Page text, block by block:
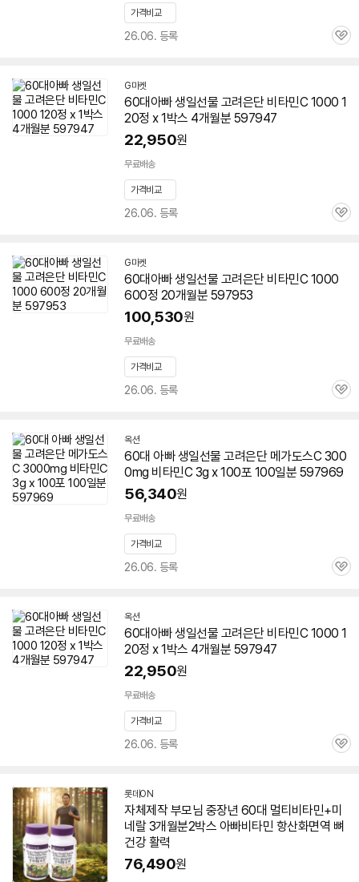
가격비교
26.06. 등록
관
G마켓
60대아빠생일선물 고려은단 비타민C 1000 1
20정 x 1박스 4개월분 597947
22,950원
무료배송
가격비교
26.06. 등록
관
G마켓
60대아빠생일선물 고려은단 비타민C 1000
600정 20개월분 597953
100,530원
무료배송
가격비교
26.06. 등록
관
옥션
60대 아빠생일선물 고려은단 메가도스C 300
0mg 비타민C 3g x 100포 100일분 597969
56,340원
무료배송
가격비교
26.06. 등록
관
옥션
60대아빠생일선물 고려은단 비타민C 1000 1
20정 x 1박스 4개월분 597947
22,950원
무료배송
가격비교
26.06. 등록
관
롯데ON
자체제작 부모님 중장년 60대 멀티비타민+미
네랄 3개월분2박스 아빠비타민 항산화면역 뼈
건강 활력
76,490원